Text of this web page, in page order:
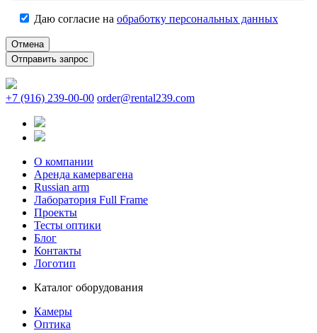
Даю согласие на обработку персональных данных
Отмена
+7 (916) 239-00-00 order@rental239.com
О компании
Аренда камервагена
Russian arm
Лаборатория Full Frame
Проекты
Тесты оптики
Блог
Контакты
Логотип
Каталог оборудования
Камеры
Оптика